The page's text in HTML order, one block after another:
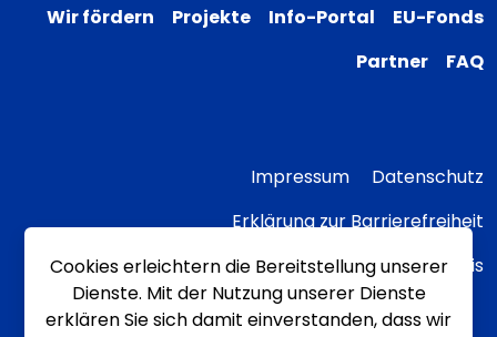
Wir fördern Projekte Info-Portal
EU-Fonds
Partner
FAQ
Impressum
Datenschutz
Erklärung zur Barrierefreiheit
Transparenzhinweis
Cookies erleichtern die Bereitstellung unserer
Dienste. Mit der Nutzung unserer Dienste
erklären Sie sich damit einverstanden, dass wir